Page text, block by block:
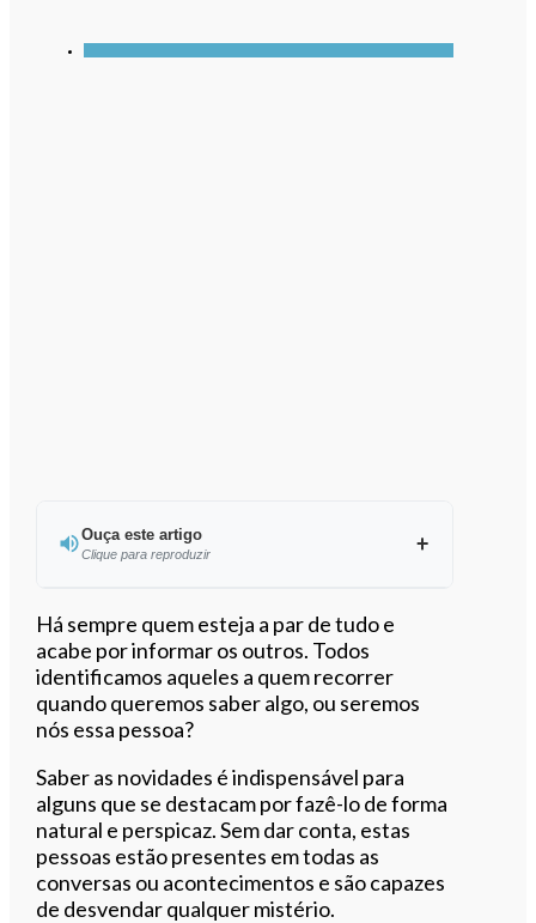
Ouça este artigo
Clique para reproduzir
Ouvir este artigo
Há sempre quem esteja a par de tudo e
acabe por informar os outros. Todos
identificamos aqueles a quem recorrer
quando queremos saber algo, ou seremos
nós essa pessoa?
Saber as novidades é indispensável para
alguns que se destacam por fazê-lo de forma
natural e perspicaz. Sem dar conta, estas
pessoas estão presentes em todas as
conversas ou acontecimentos e são capazes
de desvendar qualquer mistério.